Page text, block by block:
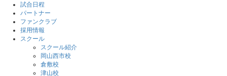
試合日程
パートナー
ファンクラブ
採用情報
スクール
スクール紹介
岡山西市校
倉敷校
津山校